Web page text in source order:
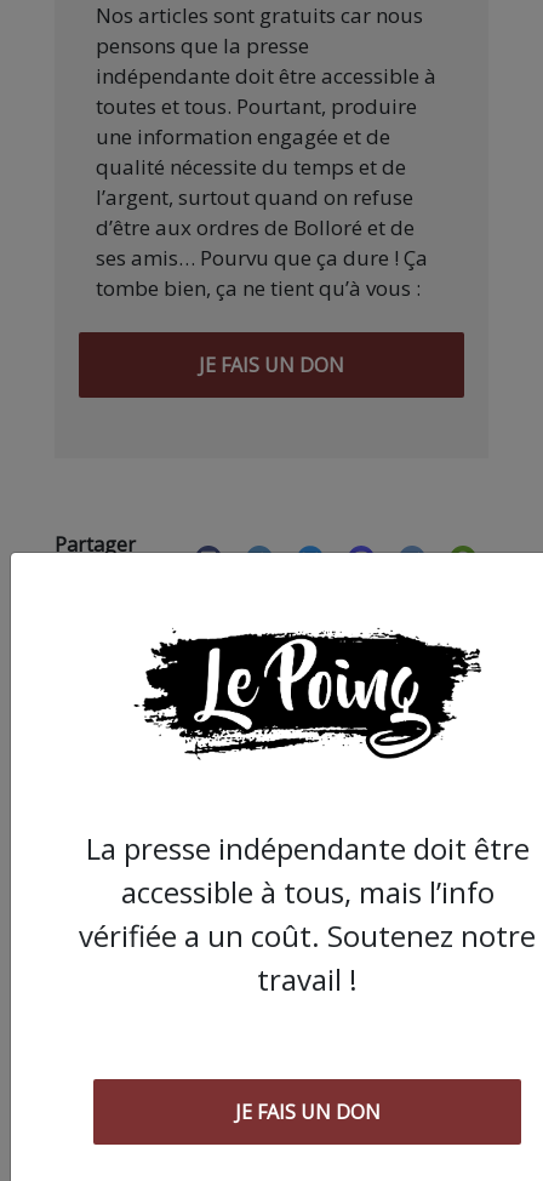
Nos articles sont gratuits car nous
pensons que la presse
indépendante doit être accessible à
toutes et tous. Pourtant, produire
une information engagée et de
qualité nécessite du temps et de
l’argent, surtout quand on refuse
d’être aux ordres de Bolloré et de
ses amis… Pourvu que ça dure ! Ça
tombe bien, ça ne tient qu’à vous :
JE FAIS UN DON
Partager
ARTICLE SUIVANT :
Une idée cadeau du
Tendresse
La presse indépendante doit être
accessible à tous, mais l’info
vérifiée a un coût. Soutenez notre
travail !
JE FAIS UN DON